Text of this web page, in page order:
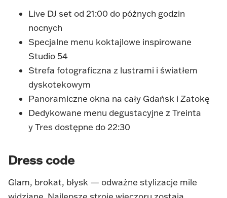
Live DJ set od 21:00 do późnych godzin
nocnych
Specjalne menu koktajlowe inspirowane
Studio 54
Strefa fotograficzna z lustrami i światłem
dyskotekowym
Panoramiczne okna na cały Gdańsk i Zatokę
Dedykowane menu degustacyjne z Treinta
y Tres dostępne do 22:30
Dress code
Glam, brokat, błysk — odważne stylizacje mile